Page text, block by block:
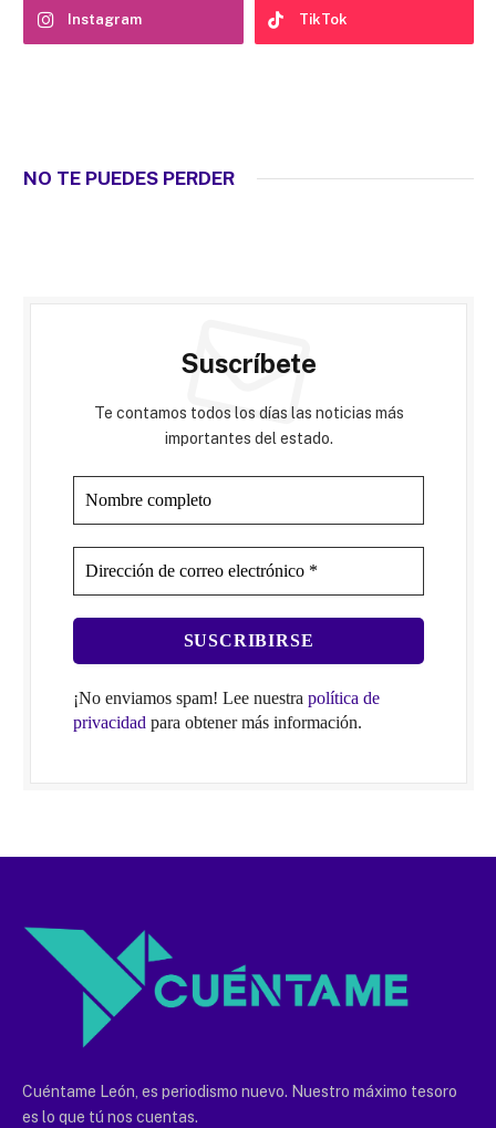
Instagram TikTok
NO TE PUEDES PERDER
Suscríbete
Te contamos todos los días las noticias más
importantes del estado.
¡No enviamos spam! Lee nuestra política de
privacidad para obtener más información.
Cuéntame León, es periodismo nuevo. Nuestro máximo tesoro
es lo que tú nos cuentas.